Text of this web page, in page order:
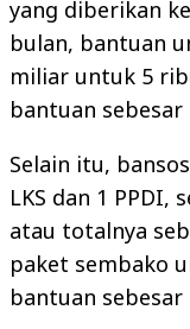
yang diberikan
bulan, bantuan
miliar untuk 5
bantuan sebesar
Selain itu,
LKS dan 1 PPDI,
atau totalnya
paket sembako
bantuan sebesar